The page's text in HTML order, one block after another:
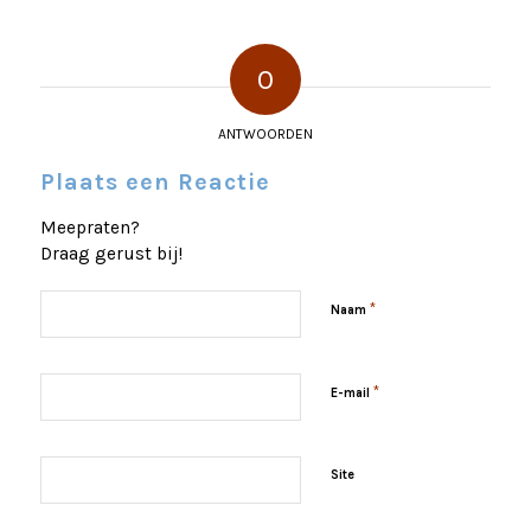
0
ANTWOORDEN
Plaats een Reactie
Meepraten?
Draag gerust bij!
Naam *
E-mail *
Site